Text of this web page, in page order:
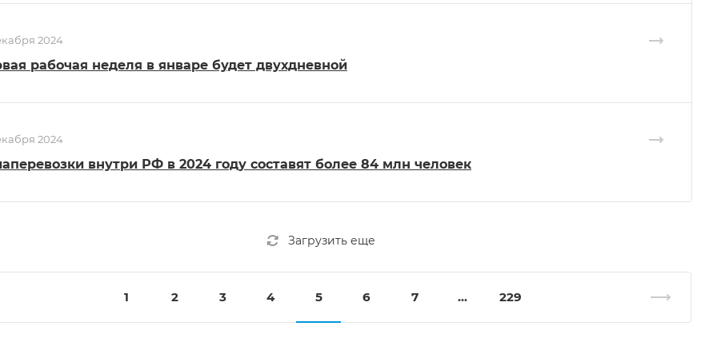
2024
рабочая неделя в январе будет двухдневной
2024
внутри РФ в 2024 году составят более 84 млн человек
Загрузить еще
1 2 3 4 5 6 7 ... 229